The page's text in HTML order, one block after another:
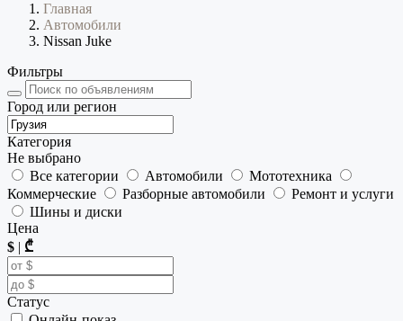
Главная
Автомобили
Nissan Juke
Фильтры
Город или регион
Категория
Не выбрано
Все категории
Автомобили
Мототехника
Коммерческие
Разборные автомобили
Ремонт и услуги
Шины и диски
Цена
$ | ₾
Статус